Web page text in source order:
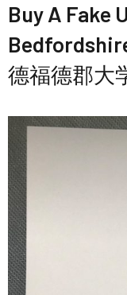
Buy A Fake
德福德郡大